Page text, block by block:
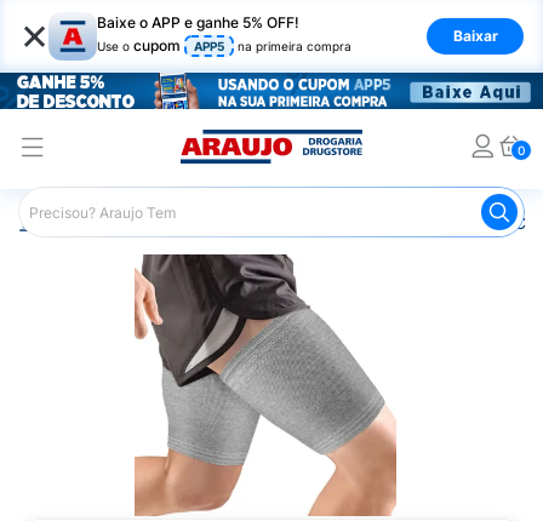
× Baixe o APP e ganhe 5% OFF!
Use o cupom APP5 na primeira compra
Baixar
0
Araujo Saúde e Bem Estar Coxal